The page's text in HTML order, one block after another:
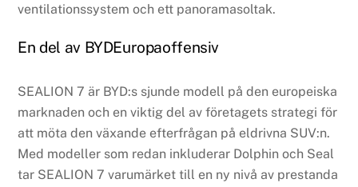
ventilationssystem och ett panoramasoltak.
En del av BYDEuropaoffensiv
SEALION 7 är BYD:s sjunde modell på den europeiska
marknaden och en viktig del av företagets strategi för
att möta den växande efterfrågan på eldrivna SUV:n.
Med modeller som redan inkluderar Dolphin och Seal
tar SEALION 7 varumärket till en ny nivå av prestanda